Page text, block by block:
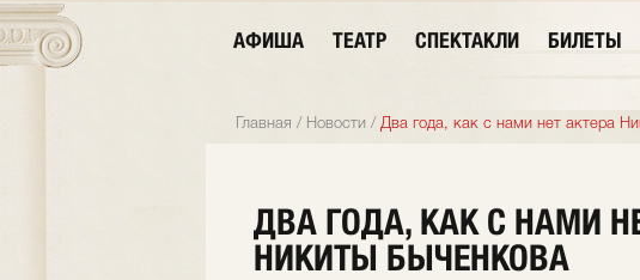
АФИША ТЕАТР СПЕКТАКЛИ БИЛЕТЫ
Главная / Новости / Два года, как с нами нет актера
ДВА ГОДА, КАК С НАМИ
НИКИТЫ БЫЧЕНКОВА